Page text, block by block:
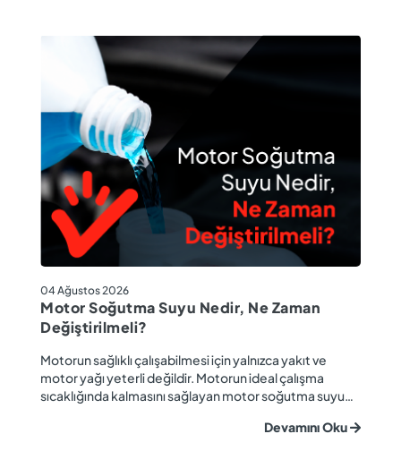
04 Ağustos 2026
Motor Soğutma Suyu Nedir, Ne Zaman
Değiştirilmeli?
Motorun sağlıklı çalışabilmesi için yalnızca yakıt ve
motor yağı yeterli değildir. Motorun ideal çalışma
sıcaklığında kalmasını sağlayan motor soğutma suyu
önem taşır. Düzenli olarak kontrol edilmeyen veya
Devamını Oku